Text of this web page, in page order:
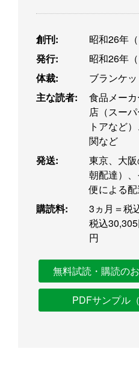
創刊:
昭和26年
発行:
昭和26年
体裁:
ブランケ
主な読者:
食品メー
店（スー
トアなど
関など
発送:
東京、大
朝配達）
便による
購読料:
3ヵ月＝税
税込
円
無料試読・購読の
PDFサンプル